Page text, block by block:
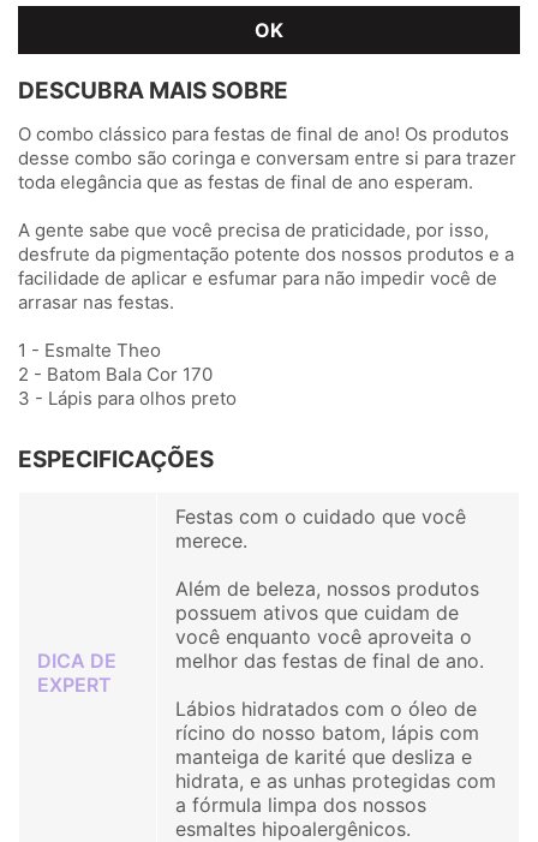
DESCUBRA MAIS SOBRE
O combo clássico para festas de final de ano! Os produtos
desse combo são coringa e conversam entre si para trazer
toda elegância que as festas de final de ano esperam.
A gente sabe que você precisa de praticidade, por isso,
desfrute da pigmentação potente dos nossos produtos e a
facilidade de aplicar e esfumar para não impedir você de
arrasar nas festas.
1 - Esmalte Theo
2 - Batom Bala Cor 170
3 - Lápis para olhos preto
ESPECIFICAÇÕES
DICA DE
EXPERT
Festas com o cuidado que você
merece.
Além de beleza, nossos produtos
possuem ativos que cuidam de
você enquanto você aproveita o
melhor das festas de final de ano.
Lábios hidratados com o óleo de
rícino do nosso batom, lápis com
manteiga de karité que desliza e
hidrata, e as unhas protegidas com
a fórmula limpa dos nossos
esmaltes hipoalergênicos.